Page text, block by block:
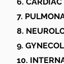
7.
8.
9.
10.